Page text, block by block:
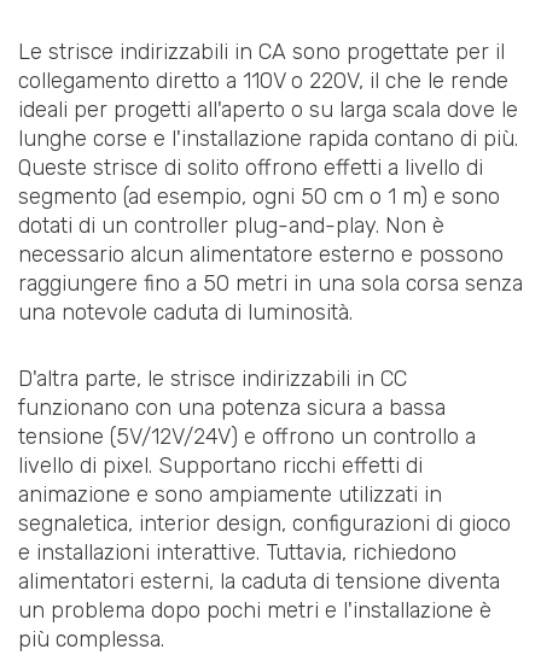
Le strisce indirizzabili in CA sono progettate per il
collegamento diretto a 110V o 220V, il che le rende
ideali per progetti all'aperto o su larga scala dove le
lunghe corse e l'installazione rapida contano di più.
Queste strisce di solito offrono effetti a livello di
segmento (ad esempio, ogni 50 cm o 1 m) e sono
dotati di un controller plug-and-play. Non è
necessario alcun alimentatore esterno e possono
raggiungere fino a 50 metri in una sola corsa senza
una notevole caduta di luminosità.
D'altra parte, le strisce indirizzabili in CC
funzionano con una potenza sicura a bassa
tensione (5V/12V/24V) e offrono un controllo a
livello di pixel. Supportano ricchi effetti di
animazione e sono ampiamente utilizzati in
segnaletica, interior design, configurazioni di gioco
e installazioni interattive. Tuttavia, richiedono
alimentatori esterni, la caduta di tensione diventa
un problema dopo pochi metri e l'installazione è
più complessa.